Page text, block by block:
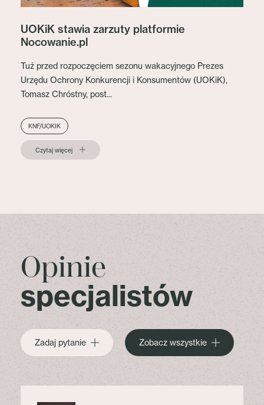
UOKiK stawia zarzuty platformie
Nocowanie.pl
Tuż przed rozpoczęciem sezonu wakacyjnego Prezes
Urzędu Ochrony Konkurencji i Konsumentów (UOKiK),
Tomasz Chróstny, post...
KNF/UOKIK
Czytaj więcej
Opinie
specjalistów
Zadaj pytanie Zobacz wszystkie